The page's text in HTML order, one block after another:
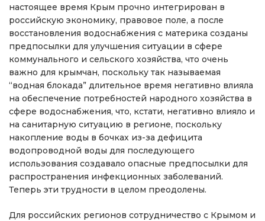
настоящее время Крым прочно интегрирован в
российскую экономику, правовое поле, а после
восстановления водоснабжения с материка созданы
предпосылки для улучшения ситуации в сфере
коммунального и сельского хозяйства, что очень
важно для крымчан, поскольку так называемая
“водная блокада” длительное время негативно влияла
на обеспечение потребностей народного хозяйства в
сфере водоснабжения, что, кстати, негативно влияло и
на санитарную ситуацию в регионе, поскольку
накопление воды в бочках из-за дефицита
водопроводной воды для последующего
использования создавало опасные предпосылки для
распространения инфекционных заболеваний.
Теперь эти трудности в целом преодолены.
Для российских регионов сотрудничество с Крымом и